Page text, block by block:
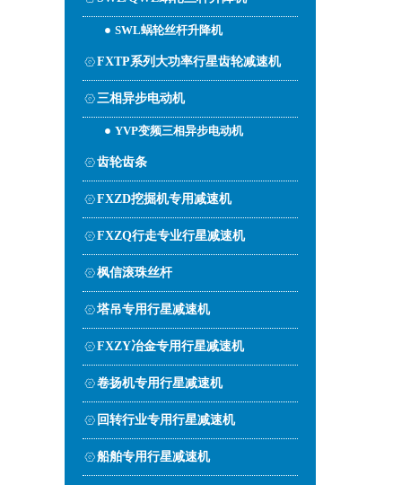
SWL蜗轮丝杆升降机
FXTP系列大功率行星齿轮减速机
三相异步电动机
YVP变频三相异步电动机
齿轮齿条
FXZD挖掘机专用减速机
FXZQ行走专业行星减速机
枫信滚珠丝杆
塔吊专用行星减速机
FXZY冶金专用行星减速机
卷扬机专用行星减速机
回转行业专用行星减速机
船舶专用行星减速机